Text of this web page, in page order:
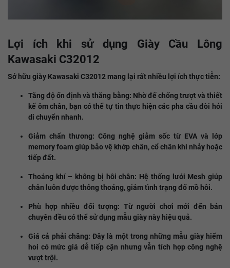
Lợi ích khi sử dụng Giày Cầu Lông
Kawasaki C32012
Sở hữu giày Kawasaki C32012 mang lại rất nhiều lợi ích thực tiễn:
Tăng độ ổn định và thăng bằng: Nhờ đế chống trượt và thiết
kế ôm chân, bạn có thể tự tin thực hiện các pha cầu đòi hỏi
di chuyển nhanh.
Giảm chấn thương: Công nghệ giảm sốc từ EVA và lớp
memory foam giúp bảo vệ khớp chân, cổ chân khi nhảy hoặc
tiếp đất.
Thoáng khí – không bị hôi chân: Hệ thống lưới Mesh giúp
chân luôn được thông thoáng, giảm tình trạng đổ mồ hôi.
Phù hợp nhiều đối tượng: Từ người chơi mới đến bán
chuyên đều có thể sử dụng mẫu giày này hiệu quả.
Giá cả phải chăng: Đây là một trong những mẫu giày hiếm
hoi có mức giá dễ tiếp cận nhưng vẫn tích hợp công nghệ
vượt trội.